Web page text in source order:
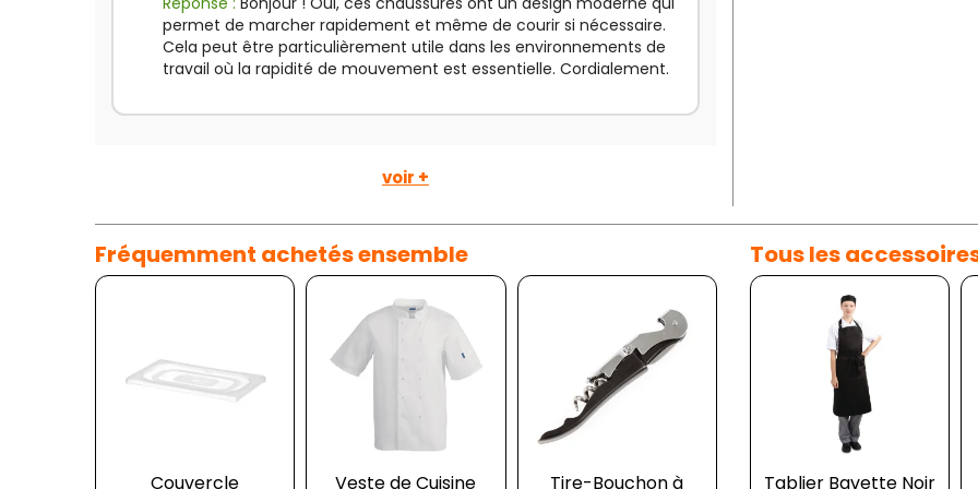
permet de marcher rapidement et même de courir si nécessaire.
Cela peut être particulièrement utile dans les environnements de
travail où la rapidité de mouvement est essentielle. Cordialement.
voir +
Fréquemment achetés ensemble
Couvercle Veste de Cuisine Tire-Bouchon à Tablier Bavette
Tous les
Tablier Bavette Noir